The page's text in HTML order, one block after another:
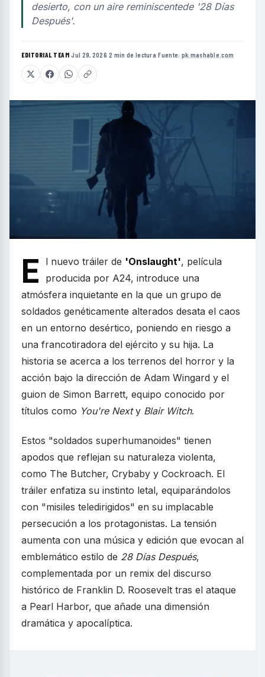
desierto, con un aire reminiscentede '28 Días
Después'.
EDITORIAL TEAM·Jul 29, 2026·2 min de lectura·Fuente: pk.mashable.com
E l nuevo tráiler de 'Onslaught', película
producida por A24, introduce una
atmósfera inquietante en la que un grupo de
soldados genéticamente alterados desata el caos
en un entorno desértico, poniendo en riesgo a
una francotiradora del ejército y su hija. La
historia se acerca a los terrenos del horror y la
acción bajo la dirección de Adam Wingard y el
guion de Simon Barrett, equipo conocido por
títulos como You're Nexty Blair Witch.
Estos "soldados superhumanoides" tienen
apodos que reflejan su naturaleza violenta,
como The Butcher, Crybaby y Cockroach. El
tráiler enfatiza su instinto letal, equiparándolos
con "misiles teledirigidos" en su implacable
persecución a los protagonistas. La tensión
aumenta con una música y edición que evocan al
emblemático estilo de 28 Días Después,
complementada por un remix del discurso
histórico de Franklin D. Roosevelt tras el ataque
a Pearl Harbor, que añade una dimensión
dramática y apocalíptica.